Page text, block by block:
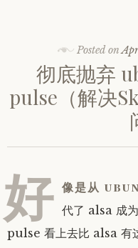
Posted on
彻底抛弃
pulse（解决
好 像是从
代了 alsa 成
pulse 看上去比 alsa 有